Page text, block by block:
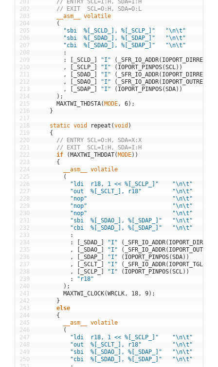
201
202
203
204
205
206
207
208
209
210
211
212
213
214
215
216
217
218
219
220
221
222
223
224
225
226
227
228
229
230
231
232
233
234
235
236
237
238
239
240
241
242
243
244
245
246
247
248
249
250
// ENTRY SCL=I:H, SDA=I:H
// EXIT  SCL=O:H, SDA=O:L
__asm__
volatile
(
"sbi  %[_SCLD_], %[_SCLP_]"
"\n\t"
"sbi  %[_SDAD_], %[_SDAP_]"
"\n\t"
"cbi  %[_SDAO_], %[_SDAP_]"
"\n\t"
:
:
_SCLD_ "I" ( _SFR_IO_ADDR( IOPORT_DIRREG
,
_SCLP_ "I" ( IOPORT_PINPOS(SCL) )
,
_SDAD_ "I" ( _SFR_IO_ADDR( IOPORT_DIRREG
,
_SDAO_ "I" ( _SFR_IO_ADDR( IOPORT_OUTREG
,
_SDAP_ "I" ( IOPORT_PINPOS(SDA) )
) ;
MAXTWI_THDSTA( MODE, 6) ;
}
static void repeat (void )
{
// ENTRY SCL=O:H, SDA=X:X
// EXIT  SCL=I:H, SDA=I:H
if
( MAXTWI_THDDAT( MODE) )
{
__asm__
volatile
(
"ldi  r18, 1 << %[_SCLP_]"
"\n\t"
"out  %[_SCLT_], r18"
"\n\t"
"nop"
"\n\t"
"nop"
"\n\t"
"nop"
"\n\t"
"sbi  %[_SDAO_], %[_SDAP_]"
"\n\t"
"cbi  %[_SDAD_], %[_SDAP_]"
"\n\t"
:
:
_SDAD_ "I" ( _SFR_IO_ADDR( IOPORT_DIRREG
,
_SDAO_ "I" ( _SFR_IO_ADDR( IOPORT_OUTREG
,
_SDAP_ "I" ( IOPORT_PINPOS(SDA) )
,
_SCLT_ "I" ( _SFR_IO_ADDR( IOPORT_TGLREG
,
_SCLP_ "I" ( IOPORT_PINPOS(SCL) )
:
"r18"
) ;
MAXTWI_CLOCK(WRCLK, 18, 9) ;
}
else
{
__asm__
volatile
(
"ldi  r18, 1 << %[_SCLP_]"
"\n\t"
"out  %[_SCLT_], r18"
"\n\t"
"sbi  %[_SDAO_], %[_SDAP_]"
"\n\t"
"cbi  %[_SDAD_], %[_SDAP_]"
"\n\t"